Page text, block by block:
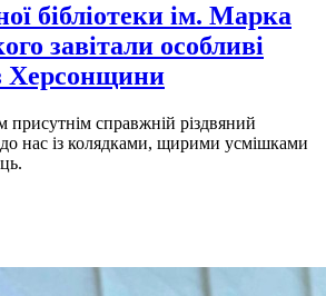
бібліотеки ім. Марка
завітали особливі
Херсонщини
присутнім справжній різдвяний
нас із колядками, щирими усмішками